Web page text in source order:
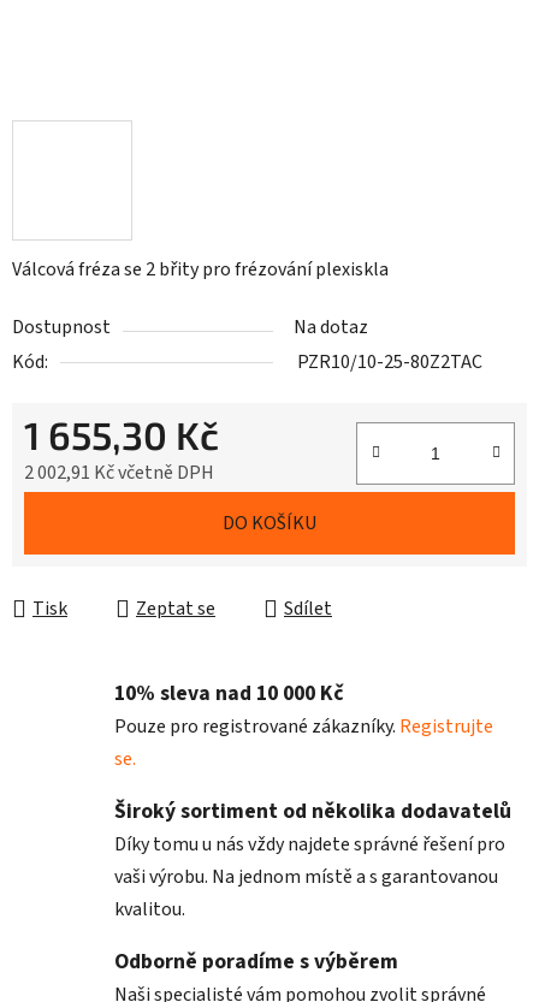
Válcová fréza se 2 břity pro frézování plexiskla
Dostupnost
Na dotaz
Kód:
PZR10/10-25-80Z2TAC
1 655,30 Kč
2 002,91 Kč včetně DPH
DO KOŠÍKU
Tisk Zeptat se Sdílet
10% sleva nad 10 000 Kč
Pouze pro registrované zákazníky. Registrujte
se.
Široký sortiment od několika dodavatelů
Díky tomu u nás vždy najdete správné řešení pro
vaši výrobu. Na jednom místě a s garantovanou
kvalitou.
Odborně poradíme s výběrem
Naši specialisté vám pomohou zvolit správné